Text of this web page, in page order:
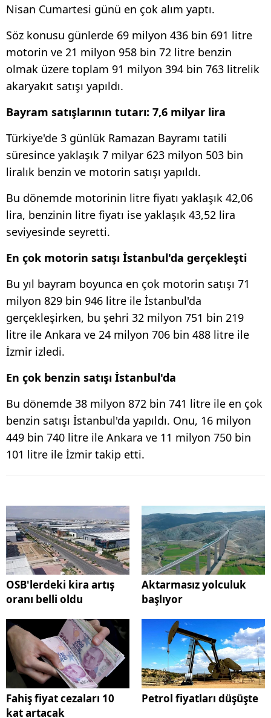
Nisan Cumartesi günü en çok alım yaptı.
Söz konusu günlerde 69 milyon 436 bin 691 litre
motorin ve 21 milyon 958 bin 72 litre benzin
olmak üzere toplam 91 milyon 394 bin 763 litrelik
akaryakıt satışı yapıldı.
Bayram satışlarının tutarı: 7,6 milyar lira
Türkiye'de 3 günlük Ramazan Bayramı tatili
süresince yaklaşık 7 milyar 623 milyon 503 bin
liralık benzin ve motorin satışı yapıldı.
Bu dönemde motorinin litre fiyatı yaklaşık 42,06
lira, benzinin litre fiyatı ise yaklaşık 43,52 lira
seviyesinde seyretti.
En çok motorin satışı İstanbul'da gerçekleşti
Bu yıl bayram boyunca en çok motorin satışı 71
milyon 829 bin 946 litre ile İstanbul'da
gerçekleşirken, bu şehri 32 milyon 751 bin 219
litre ile Ankara ve 24 milyon 706 bin 488 litre ile
İzmir izledi.
En çok benzin satışı İstanbul'da
Bu dönemde 38 milyon 872 bin 741 litre ile en çok
benzin satışı İstanbul'da yapıldı. Onu, 16 milyon
449 bin 740 litre ile Ankara ve 11 milyon 750 bin
101 litre ile İzmir takip etti.
OSB'lerdeki kira artış
oranı belli oldu
Aktarmasız yolculuk
başlıyor
Fahiş fiyat cezaları 10
kat artacak
Petrol fiyatları düşüşte